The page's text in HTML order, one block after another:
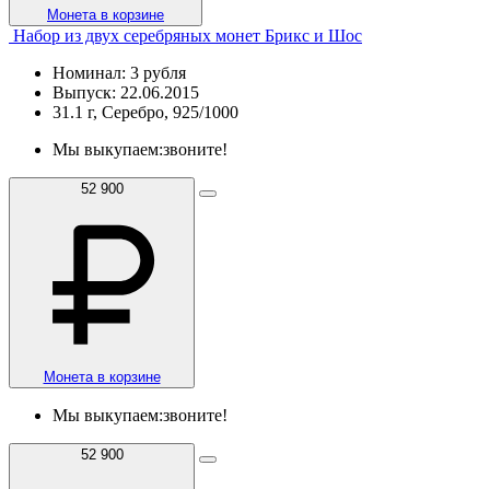
Монета в корзине
Набор из двух серебряных монет Брикс и Шос
Номинал: 3 рубля
Выпуск: 22.06.2015
31.1 г, Серебро, 925/1000
Мы выкупаем:звоните!
52 900
Монета в корзине
Мы выкупаем:звоните!
52 900